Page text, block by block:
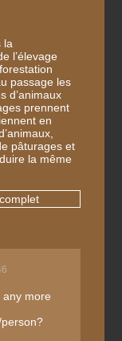
la
l’élevage
passage les
d’animaux
prennent
en
pâturages et
la même
any more